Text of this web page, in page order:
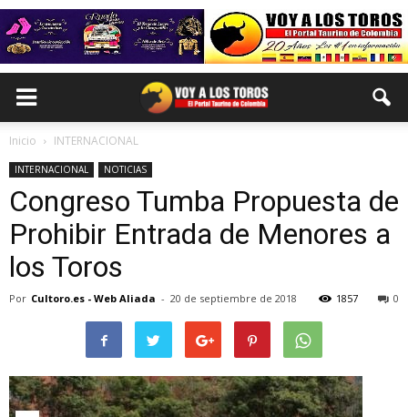
Inicio INTERNACIONAL
INTERNACIONAL NOTICIAS
Congreso Tumba Propuesta de
Prohibir Entrada de Menores a
los Toros
Por Cultoro.es - Web Aliada - 20 de septiembre de 2018 0
1857